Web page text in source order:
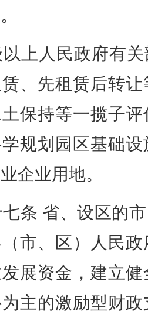
上人民政府有
、先租赁后转
保持等一揽子
规划园区基础
企业用地。
条 省、设区的
市、区）人民
展资金，建立
主的激励型财